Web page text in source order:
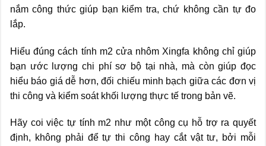
nắm công thức giúp bạn kiểm tra, chứ không cần tự đo
lắp.
Hiểu đúng cách tính m2 cửa nhôm Xingfa không chỉ giúp
bạn ước lượng chi phí sơ bộ tại nhà, mà còn giúp đọc
hiểu báo giá dễ hơn, đối chiếu minh bạch giữa các đơn vị
thi công và kiểm soát khối lượng thực tế trong bản vẽ.
Hãy coi việc tự tính m2 như một công cụ hỗ trợ ra quyết
định, không phải để tự thi công hay cắt vật tư, bởi mỗi